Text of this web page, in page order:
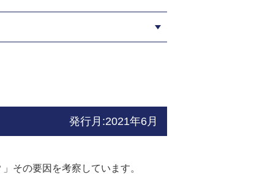
発行月:2021年6月
その要因を考察しています。